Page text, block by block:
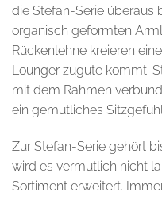
die Stefan-Serie überaus
organisch geformten
Rückenlehne kreieren
Lounger zugute kommt.
mit dem Rahmen
ein gemütliches
Zur Stefan-Serie gehört
wird es vermutlich nicht
Sortiment erweitert.